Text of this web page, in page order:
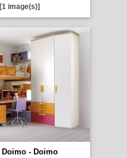
[1 image(s)]
Doimo - Doimo